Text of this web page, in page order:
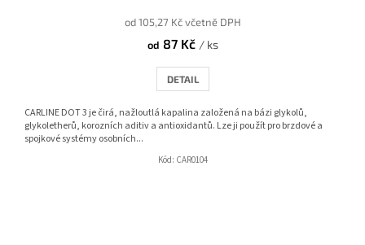
od 105,27 Kč včetně DPH
od 87 Kč / ks
DETAIL
CARLINE DOT 3 je čirá, nažloutlá kapalina založená na bázi glykolů,
glykoletherů, korozních aditiv a antioxidantů. Lze ji použít pro brzdové a
spojkové systémy osobních...
Kód: CAR0104